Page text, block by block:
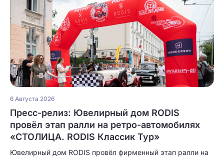
6 Августа 2026
Пресс-релиз: Ювелирный дом RODIS
провёл этап ралли на ретро-автомобилях
«СТОЛИЦА. RODIS Классик Тур»
Ювелирный дом RODIS провёл фирменный этап ралли на